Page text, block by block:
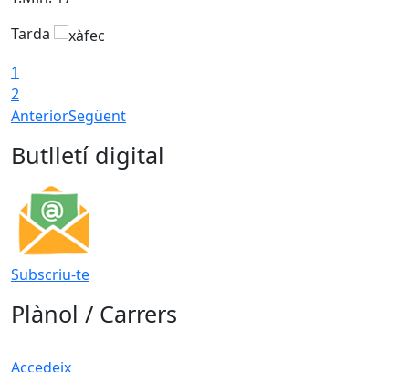
Tarda
1
2
AnteriorSegüent
Butlletí digital
Subscriu-te
Plànol / Carrers
Accedeix